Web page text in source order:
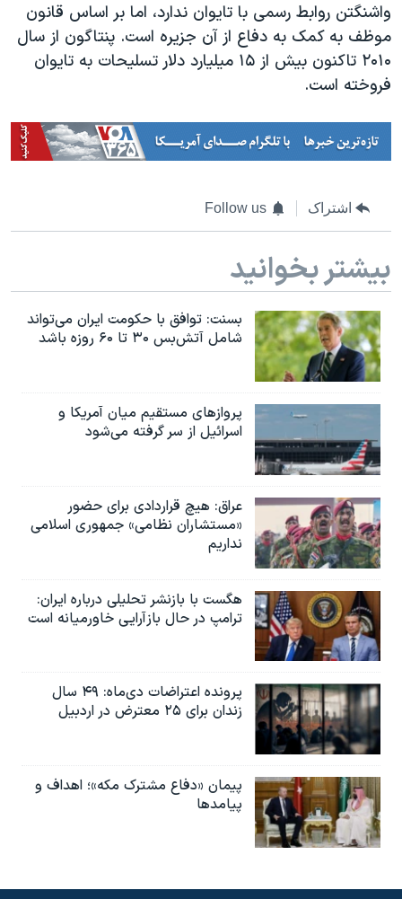
واشنگتن روابط رسمی با تایوان ندارد، اما بر اساس قانون
موظف به کمک به دفاع از آن جزیره است. پنتاگون از سال
۲۰۱۰ تاکنون بیش از ۱۵ میلیارد دلار تسلیحات به تایوان
فروخته است.
اشتراک Follow us
بیشتر بخوانید
بسنت: توافق با حکومت ایران می‌تواند
شامل آتش‌بس ۳۰ تا ۶۰ روزه باشد
پروازهای مستقیم میان آمریکا و
اسرائیل از سر گرفته می‌شود
عراق: هیچ قراردادی برای حضور
«مستشاران نظامی» جمهوری اسلامی
نداریم
هگست با بازنشر تحلیلی درباره ایران:
ترامپ در حال بازآرایی خاورمیانه است
پرونده اعتراضات دی‌ماه: ۴۹ سال
زندان برای ۲۵ معترض در اردبیل
پیمان «دفاع مشترک مکه»؛ اهداف و
پیامدها